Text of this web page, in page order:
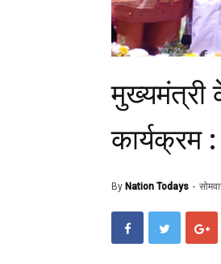
मुख्यमंत्री
कार्यक्रम
By Nation Todays